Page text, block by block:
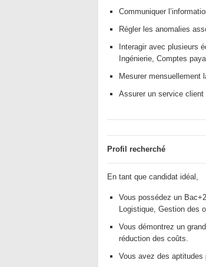
Communiquer
Régler les anomalies
Interagir avec plusieurs
Ingénierie, Comptes
Mesurer mensuellement
Assurer un service client
Profil recherché
En tant que candidat idéal,
Vous possédez un
Logistique, Gestion des
Vous démontrez un
réduction des coûts.
Vous avez des